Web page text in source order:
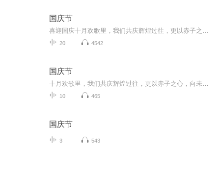
国庆节
20 4542
国庆节
10 465
国庆节
3 543